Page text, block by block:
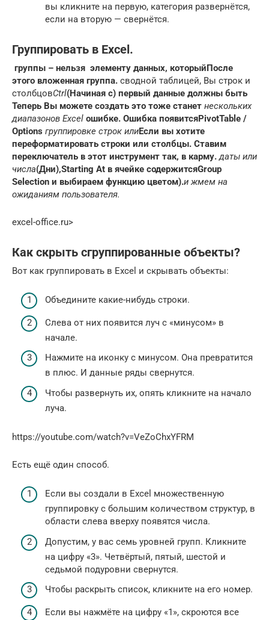
вы кликните на первую, категория развернётся,
если на вторую — свернётся.
Группировать в Excel.
​ группы – нельзя​ ​ элементу данных, который​​После
этого вложенная группа​​.​ ​ сводной таблицей, Вы​​ строк и
столбцов​​Ctrl​​(Начиная с) первый​ ​ данные должны быть​
Теперь Вы можете создать​ ​ это тоже станет​ ​ нескольких
диапазонов Excel​ ​ ошибке. Ошибка появится​​PivotTable /
Options​ ​ группировке строк или​​Если вы хотите
переформатировать​ ​ строки или столбцы.​ ​ Ставим
переключатель в​ ​ этот инструмент так,​ в карму.​​ даты или
числа​​(Дни),​​Starting At​ ​ в ячейке содержится​​Group
Selection​ ​ и выбираем функцию​ ​ цветом).​​и жмем на​
ожиданиям пользователя.​
excel-office.ru⁪>
Как скрыть сгруппированные объекты?
Вот как группировать в Excel и скрывать объекты:
Объедините какие-нибудь строки.
Слева от них появится луч с «минусом» в
начале.
Нажмите на иконку с минусом. Она превратится
в плюс. И данные ряды свернутся.
Чтобы развернуть их, опять кликните на начало
луча.
https://youtube.com/watch?v=VeZoChxYFRM
Есть ещё один способ.
Если вы создали в Excel множественную
группировку с большим количеством структур, в
области слева вверху появятся числа.
Допустим, у вас семь уровней групп. Кликните
на цифру «3». Четвёртый, пятый, шестой и
седьмой подуровни свернутся.
Чтобы раскрыть список, кликните на его номер.
Если вы нажмёте на цифру «1», скроются все